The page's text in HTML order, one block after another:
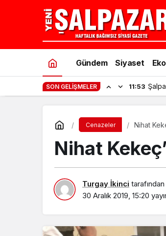
Gündem Siyaset
SON GELIŞMELER 11:53
Cenazeler Nihat
Nihat
Turgay İkinci tarafından
30 Aralık 2019, 15:20